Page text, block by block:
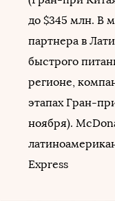
до $345 млн. В
партнера в
быстрого
регионе,
этапах Гран-
ноября).
Express